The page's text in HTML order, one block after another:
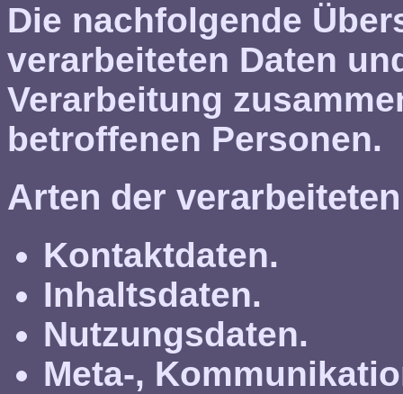
Die nachfolgende
verarbeiteten Daten
Verarbeitung
betroffenen Personen.
Arten der
Kontaktdaten.
Inhaltsdaten.
Nutzungsdaten.
Meta-,